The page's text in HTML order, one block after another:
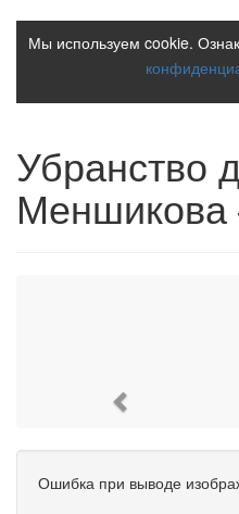
Мы используем cookie.
Убранство
Ошибка при выводе